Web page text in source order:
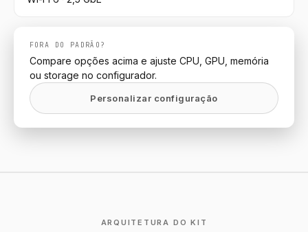
FORA DO PADRÃO?
Compare opções acima e ajuste CPU, GPU, memória
ou storage no configurador.
Personalizar configuração
ARQUITETURA DO KIT